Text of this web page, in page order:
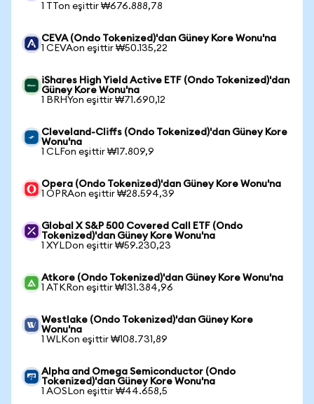
1 TTon eşittir ₩676.888,78
CEVA (Ondo Tokenized)'dan Güney Kore Wonu'na
1 CEVAon eşittir ₩50.135,22
iShares High Yield Active ETF (Ondo Tokenized)'dan
Güney Kore Wonu'na
1 BRHYon eşittir ₩71.690,12
Cleveland-Cliffs (Ondo Tokenized)'dan Güney Kore
Wonu'na
1 CLFon eşittir ₩17.809,9
Opera (Ondo Tokenized)'dan Güney Kore Wonu'na
1 OPRAon eşittir ₩28.594,39
Global X S&P 500 Covered Call ETF (Ondo
Tokenized)'dan Güney Kore Wonu'na
1 XYLDon eşittir ₩59.230,23
Atkore (Ondo Tokenized)'dan Güney Kore Wonu'na
1 ATKRon eşittir ₩131.384,96
Westlake (Ondo Tokenized)'dan Güney Kore
Wonu'na
1 WLKon eşittir ₩108.731,89
Alpha and Omega Semiconductor (Ondo
Tokenized)'dan Güney Kore Wonu'na
1 AOSLon eşittir ₩44.658,5